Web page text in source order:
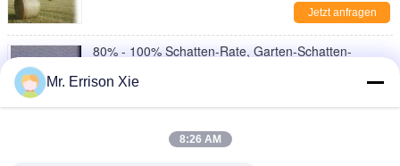
Jetzt anfragen
80% - 100% Schatten-Rate, Garten-Schatten-
Jetzt anfragen
im Freien für Garten, beige Farbe
Mr. Errison Xie
8:26 AM